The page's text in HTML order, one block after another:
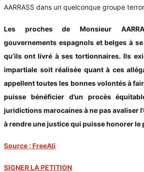
AARRASS dans un quelconque groupe
Les proches de Monsieur
gouvernements espagnols et belges à
qu’ils ont livré à ses tortionnaires. Ils
impartiale soit réalisée quant à ces
appellent toutes les bonnes volontés à
puisse bénéficier d’un procès
juridictions marocaines à ne pas avaliser
à rendre une justice qui puisse honorer le
Source : FreeAli
SIGNER LA PETITION